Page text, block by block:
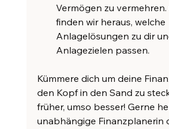
Vermögen zu vermehren.
finden wir heraus, welche
Anlagelösungen zu dir
Anlagezielen passen.
Kümmere dich um deine
den Kopf in den Sand zu
früher, umso besser! Gerne
unabhängige Finanzplanerin